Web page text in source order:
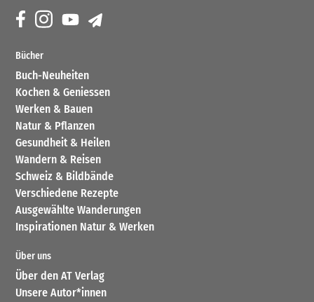
Bücher
Buch-Neuheiten
Kochen & Geniessen
Werken & Bauen
Natur & Pflanzen
Gesundheit & Heilen
Wandern & Reisen
Schweiz & Bildbände
Verschiedene Rezepte
Ausgewählte Wanderungen
Inspirationen Natur & Werken
Über uns
Über den AT Verlag
Unsere Autor*innen